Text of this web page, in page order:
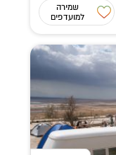
שמירה
למועדפים